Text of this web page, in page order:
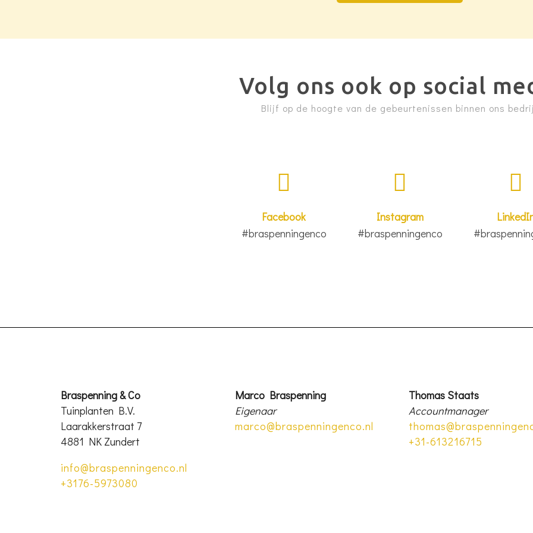
Volg ons ook op social
Blijf op de hoogte van de gebeurtenissen binnen ons
Facebook
#braspenningenco
Instagram
#braspenningenco
Braspenning & Co
Tuinplanten B.V.
Laarakkerstraat 7
4881 NK Zundert
info@braspenningenco.nl
+3176-5973080
Marco Braspenning
Eigenaar
marco@braspenningenco.nl
Thomas Staats
Accountmanager
+31-613216715